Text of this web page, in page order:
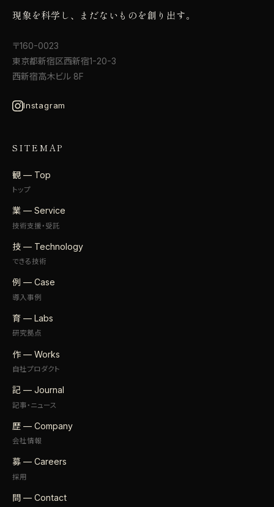
現象を科学し、まだないものを創り出す。
〒160-0023
東京都新宿区西新宿1-20-3
西新宿高木ビル 8F
Instagram
SITEMAP
観 — Top
トップ
業 — Service
技術支援・受託
技 — Technology
できる技術
例 — Case
導入事例
育 — Labs
研究拠点
作 — Works
自社プロダクト
記 — Journal
記事・ニュース
歴 — Company
会社情報
募 — Careers
採用
問 — Contact